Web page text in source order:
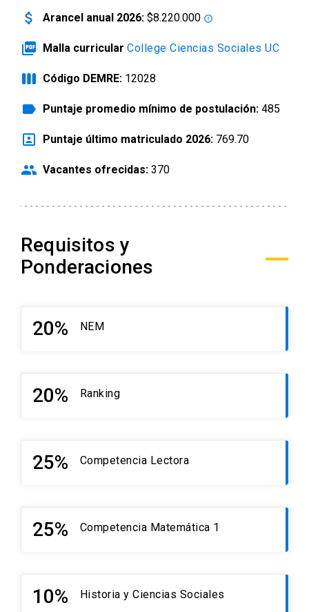
attach_money Arancel anual 2026: $8.220.000 error_outline
picture_as_pdf Malla curricular College Ciencias Sociales UC
view_week Código DEMRE: 12028
label Puntaje promedio mínimo de postulación: 485
portrait Puntaje último matriculado 2026: 769.70
people Vacantes ofrecidas: 370
Requisitos y
Ponderaciones
20% NEM
20% Ranking
25% Competencia Lectora
25% Competencia Matemática 1
10% Historia y Ciencias Sociales